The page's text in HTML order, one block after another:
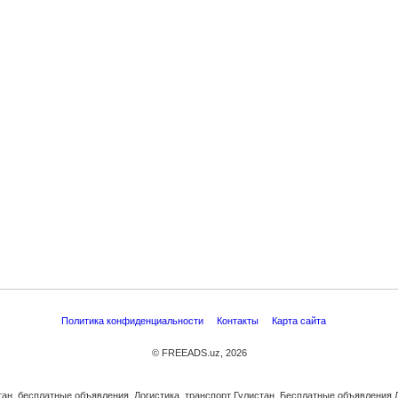
Политика конфиденциальности Контакты Карта сайта
© FREEADS.uz, 2026
бесплатные объявления. Логистика, транспорт Гулистан. Бесплатные